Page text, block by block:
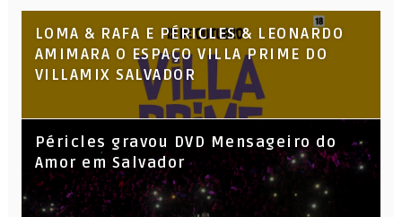
LOMA & RAFA E PÉRICLES & LEONARDO
AMIMARA O ESPAÇO VILLA PRIME DO
VILLAMIX SALVADOR
Péricles gravou DVD Mensageiro do
Amor em Salvador